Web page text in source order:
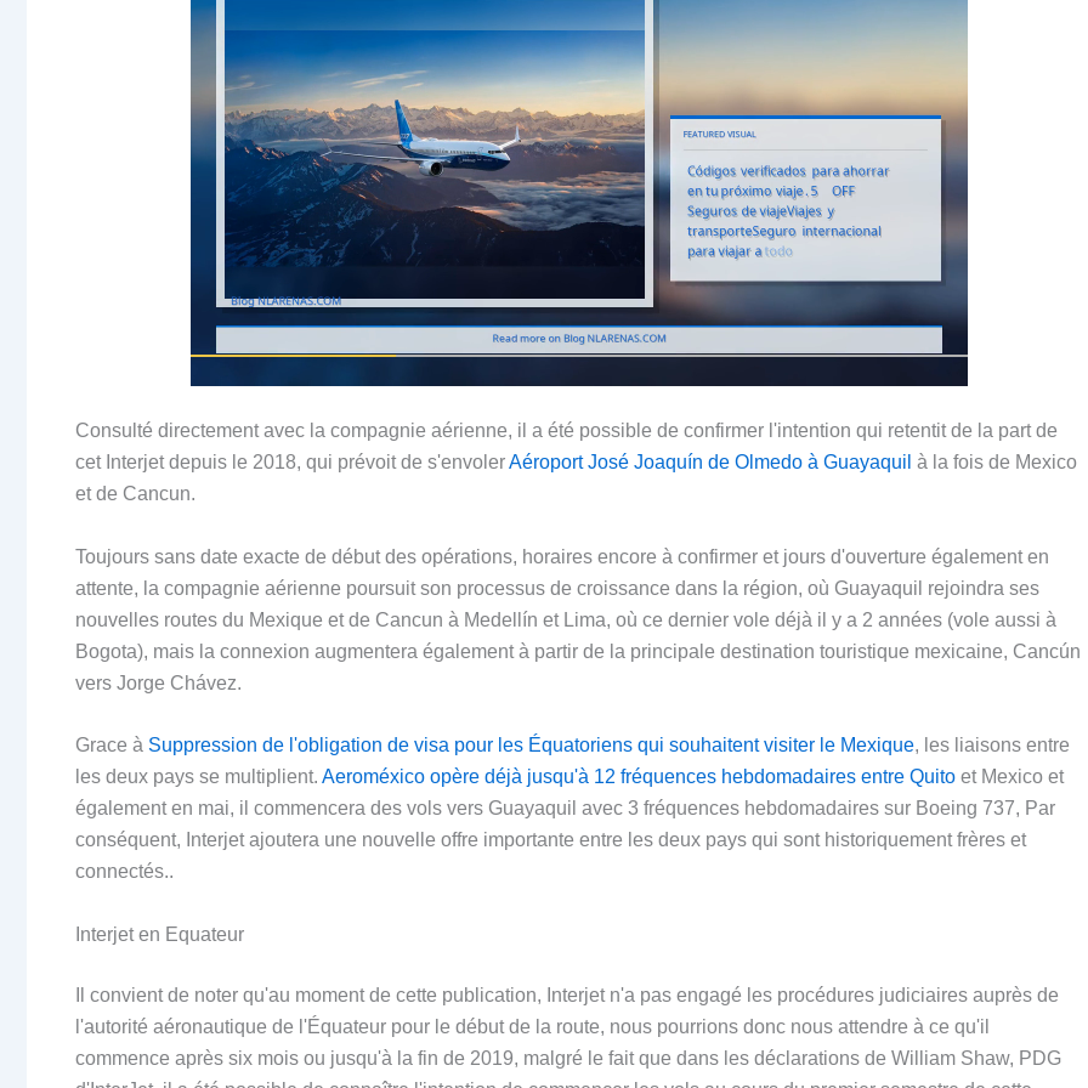
Consulté directement avec la compagnie aérienne, il a été possible de confirmer l'intention qui retentit de la part de
cet Interjet depuis le 2018, qui prévoit de s'envolerAéroport José Joaquín de Olmedo à Guayaquil à la fois de Mexico
et de Cancun.
Toujours sans date exacte de début des opérations, horaires encore à confirmer et jours d'ouverture également en
attente, la compagnie aérienne poursuit son processus de croissance dans la région, où Guayaquil rejoindra ses
nouvelles routes du Mexique et de Cancun à Medellín et Lima, où ce dernier vole déjà il y a 2 années (vole aussi à
Bogota), mais la connexion augmentera également à partir de la principale destination touristique mexicaine, Cancún
vers Jorge Chávez.
Grace à Suppression de l'obligation de visa pour les Équatoriens qui souhaitent visiter le Mexique, les liaisons entre
les deux pays se multiplient. Aeroméxico opère déjà jusqu'à 12 fréquences hebdomadaires entre Quito et Mexico et
également en mai, il commencera des vols vers Guayaquil avec 3 fréquences hebdomadaires sur Boeing 737, Par
conséquent, Interjet ajoutera une nouvelle offre importante entre les deux pays qui sont historiquement frères et
connectés..
Interjet en Equateur
Il convient de noter qu'au moment de cette publication, Interjet n'a pas engagé les procédures judiciaires auprès de
l'autorité aéronautique de l'Équateur pour le début de la route, nous pourrions donc nous attendre à ce qu'il
commence après six mois ou jusqu'à la fin de 2019, malgré le fait que dans les déclarations de William Shaw, PDG